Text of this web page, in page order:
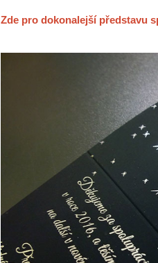
Zde pro dokonalejší představu